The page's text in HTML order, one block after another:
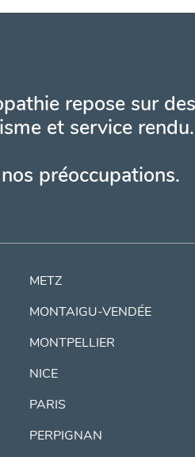
repose sur
et service rendu.
préoccupations.
METZ
MONTAIGU-VENDÉE
MONTPELLIER
NICE
PARIS
PERPIGNAN